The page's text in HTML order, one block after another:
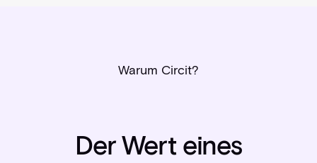
Warum Circit?
Der Wert eines